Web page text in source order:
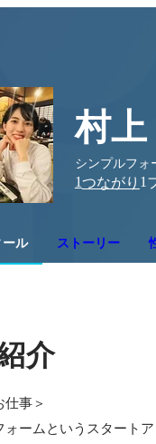
村
シンプルフォ
1つながり 1
ル ストーリー
介
仕事＞
ォームというスタート